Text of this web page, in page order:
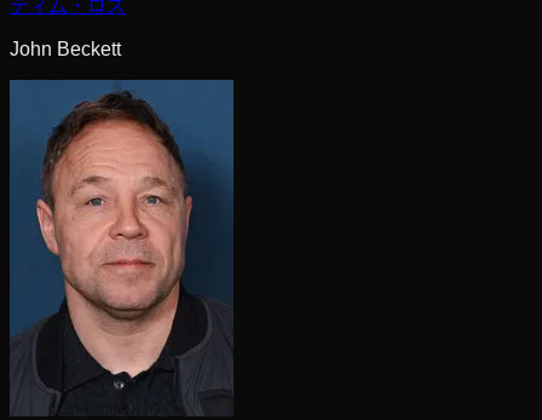
ティム・ロス
John Beckett